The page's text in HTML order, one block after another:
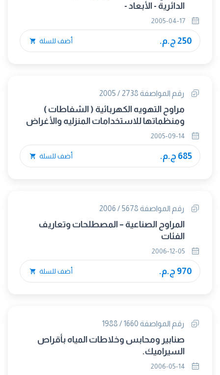
الدائرية - الأبعاد -
250 ج.م. أضف للسلة
رقم المواصفة 2738 / 2005
مراوح التهويه الكهربائية ( الشفاطات )
ومنظماتها للاستخدامات المنزليه والأغراض
المشابهه
685 ج.م. أضف للسلة
رقم المواصفة 5678 / 2006
المراوح الصناعية – المصطلحات وتعاريف
الفئات
970 ج.م. أضف للسلة
رقم المواصفة 1660 / 1988
صنابير ومحابس وخلاطات المياه بأقراص
السيراميك.